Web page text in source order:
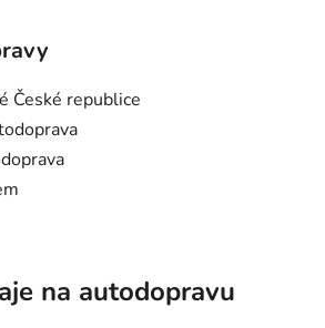
České republice
na autodopravu